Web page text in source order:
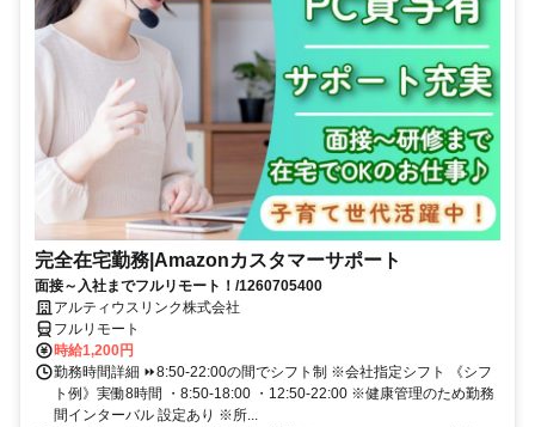
完全在宅勤務|Amazonカスタマーサポート
面接～入社までフルリモート！/1260705400
アルティウスリンク株式会社
フルリモート
時給1,200円
勤務時間詳細 ⏩8:50-22:00の間でシフト制 ※会社指定シフト 《シフ
ト例》実働8時間 ・8:50-18:00 ・12:50-22:00 ※健康管理のため勤務
間インターバル 設定あり ※所...